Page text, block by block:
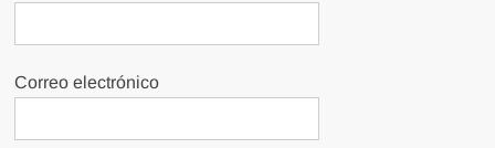
Correo electrónico